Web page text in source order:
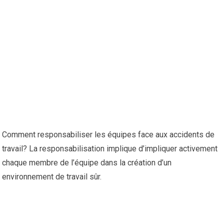
Comment responsabiliser les équipes face aux accidents de
travail? La responsabilisation implique d’impliquer activement
chaque membre de l’équipe dans la création d’un
environnement de travail sûr.